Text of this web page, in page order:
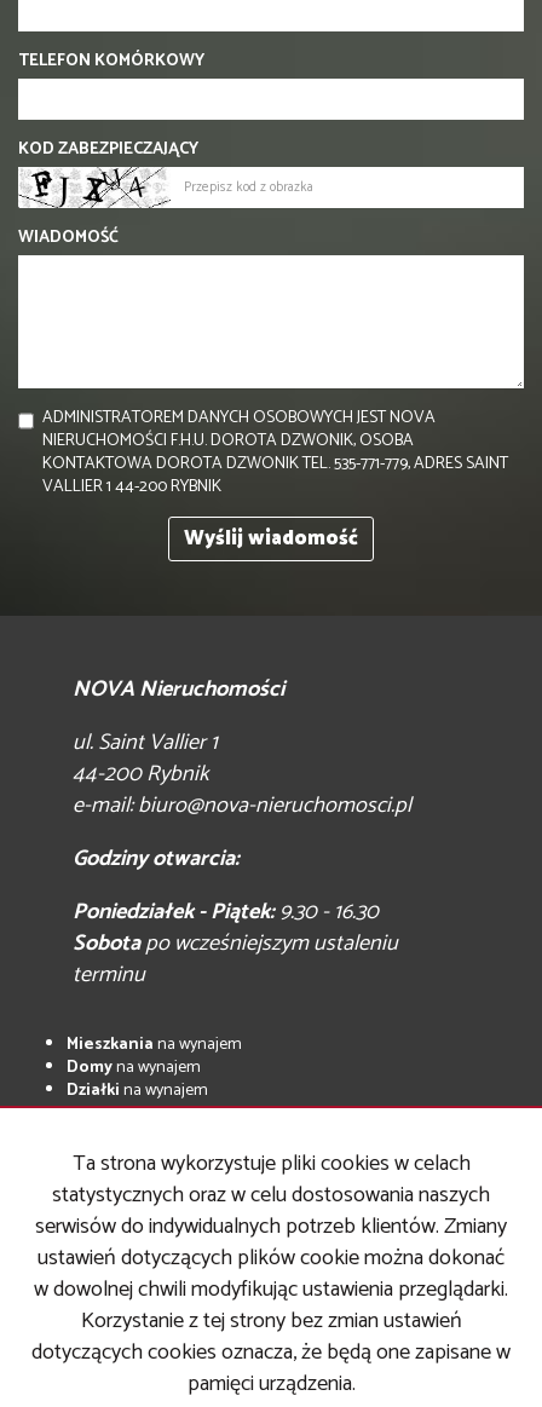
TELEFON KOMÓRKOWY
KOD ZABEZPIECZAJĄCY
WIADOMOŚĆ
ADMINISTRATOREM DANYCH OSOBOWYCH JEST NOVA
NIERUCHOMOŚCI F.H.U. DOROTA DZWONIK, OSOBA
KONTAKTOWA DOROTA DZWONIK TEL. 535-771-779, ADRES SAINT
VALLIER 1 44-200 RYBNIK
NOVA Nieruchomości
ul. Saint Vallier 1
44-200 Rybnik
e-mail:biuro@nova-nieruchomosci.pl
Godziny otwarcia:
Poniedziałek - Piątek:9.30 - 16.30
Sobotapo wcześniejszym ustaleniu
terminu
Mieszkaniana wynajem
Domyna wynajem
Działkina wynajem
Lokalena wynajem
Obiektyna wynajem
Mieszkaniana sprzedaż
Domyna sprzedaż
Działki na sprzedaż
Lokale na sprzedaż
Halena sprzedaż
Obiektyna sprzedaż
Ta strona wykorzystuje pliki cookies w celach
statystycznych oraz w celu dostosowania naszych
serwisów do indywidualnych potrzeb klientów. Zmiany
ustawień dotyczących plików cookie można dokonać
w dowolnej chwili modyfikując ustawienia przeglądarki.
Korzystanie z tej strony bez zmian ustawień
dotyczących cookies oznacza, że będą one zapisane w
pamięci urządzenia.